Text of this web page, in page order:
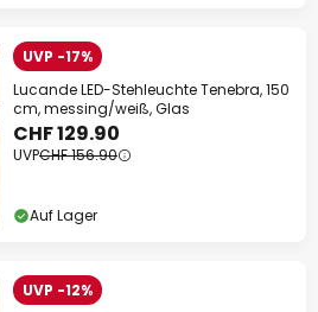
UVP -17%
Lucande LED-Stehleuchte Tenebra, 150
cm, messing/weiß, Glas
CHF 129.90
UVPCHF 156.90
Auf Lager
UVP -12%